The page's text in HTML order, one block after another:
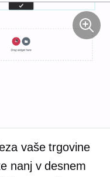
vaše trgovine
nanj v desnem